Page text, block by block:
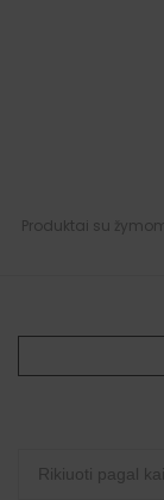
Produktai su